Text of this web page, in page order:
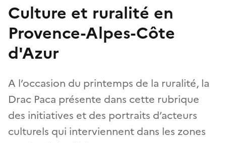
Culture et ruralité en
Provence-Alpes-Côte
d'Azur
A l’occasion du printemps de la ruralité, la
Drac Paca présente dans cette rubrique
des initiatives et des portraits d’acteurs
culturels qui interviennent dans les zones